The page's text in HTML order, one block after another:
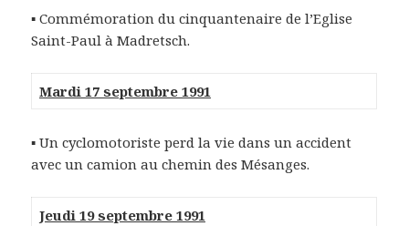
▪ Commémoration du cinquantenaire de l’Eglise
Saint-Paul à Madretsch.
Mardi 17 septembre 1991
▪ Un cyclomotoriste perd la vie dans un accident
avec un camion au chemin des Mésanges.
Jeudi 19 septembre 1991